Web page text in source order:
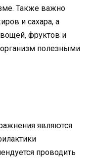
Также важно
и сахара, а
фруктов и
полезными
являются
проводить